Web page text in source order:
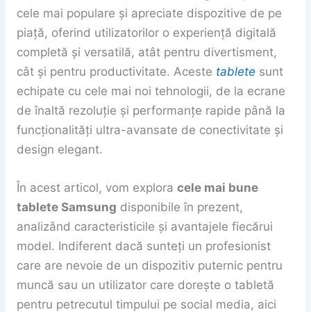
cele mai populare și apreciate dispozitive de pe
piață, oferind utilizatorilor o experiență digitală
completă și versatilă, atât pentru divertisment,
cât și pentru productivitate. Aceste tablete sunt
echipate cu cele mai noi tehnologii, de la ecrane
de înaltă rezoluție și performanțe rapide până la
funcționalități ultra-avansate de conectivitate și
design elegant.
În acest articol, vom explora cele mai bune
tablete Samsung disponibile în prezent,
analizând caracteristicile și avantajele fiecărui
model. Indiferent dacă sunteți un profesionist
care are nevoie de un dispozitiv puternic pentru
muncă sau un utilizator care dorește o tabletă
pentru petrecutul timpului pe social media, aici